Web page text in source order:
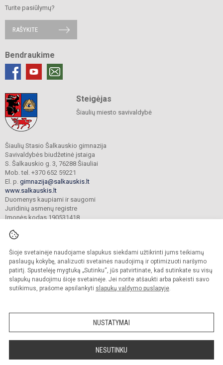
Šioje svetainėje naudojame slapukus siekdami užtikrinti jums teikiamų
paslaugų kokybę, analizuoti svetainės naudojimą ir optimizuoti naršymo
patirtį. Spustelėję mygtuką „Sutinku“, jūs patvirtinate, kad sutinkate su visų
slapukų naudojimu šioje svetainėje. Jei norite atšaukti arba pakeisti savo
sutikimus, prašome apsilankyti slapukų valdymo puslapyje.
NUSTATYMAI
NESUTINKU
Turite pasiūlymų?
RAŠYKITE
Bendraukime
Steigėjas
Šiaulių miesto savivaldybė
Šiaulių Stasio Šalkauskio gimnazija
Savivaldybės biudžetinė įstaiga
S. Šalkauskio g. 3, 76288 Šiauliai
Mob. tel. +370 652 59221
El. p. gimnazija@salkauskis.lt
www.salkauskis.lt
Duomenys kaupiami ir saugomi
Juridinių asmenų registre
Įmonės kodas 190531418
© 2024. Šiaulių Stasio Šalkauskio gimnazija. Visos teisės saugomos.
Kopijuoti turinį be raštiško gimnazijos sutikimo griežtai draudžiama.
Prieinamumo paraiška Slapukų valdymas
Sumanus būdas atnaujinti